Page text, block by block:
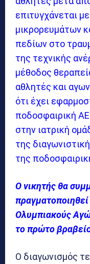
επιτυγχάνεται
μικρορευμάτων
πεδίων στο
της τεχνικής
μέθοδος
αθλητές και
ότι έχει
ποδοσφαιρική
στην ιατρική
της
της
Ο νικητής θα
Ολυμπιακούς
το πρώτο
Ο διαγωνισμός